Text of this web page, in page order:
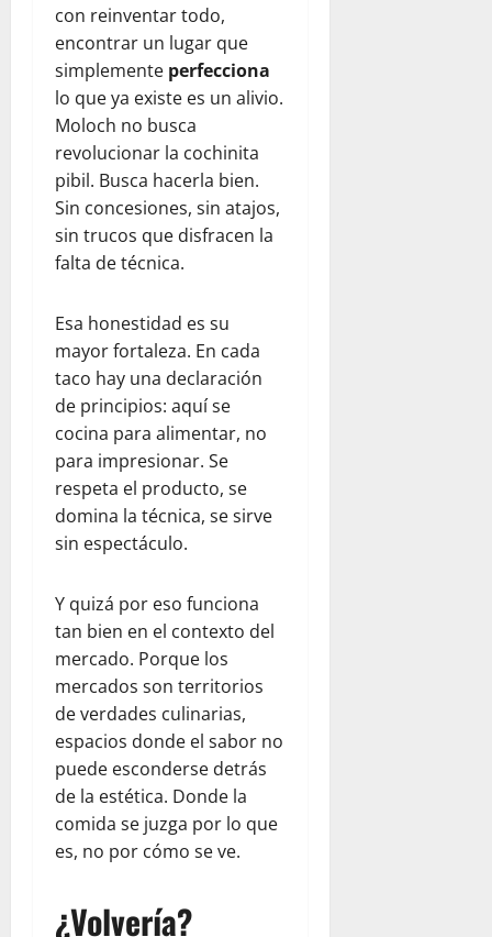
con reinventar todo,
encontrar un lugar que
simplemente perfecciona
lo que ya existe es un alivio.
Moloch no busca
revolucionar la cochinita
pibil. Busca hacerla bien.
Sin concesiones, sin atajos,
sin trucos que disfracen la
falta de técnica.
Esa honestidad es su
mayor fortaleza. En cada
taco hay una declaración
de principios: aquí se
cocina para alimentar, no
para impresionar. Se
respeta el producto, se
domina la técnica, se sirve
sin espectáculo.
Y quizá por eso funciona
tan bien en el contexto del
mercado. Porque los
mercados son territorios
de verdades culinarias,
espacios donde el sabor no
puede esconderse detrás
de la estética. Donde la
comida se juzga por lo que
es, no por cómo se ve.
¿Volvería?